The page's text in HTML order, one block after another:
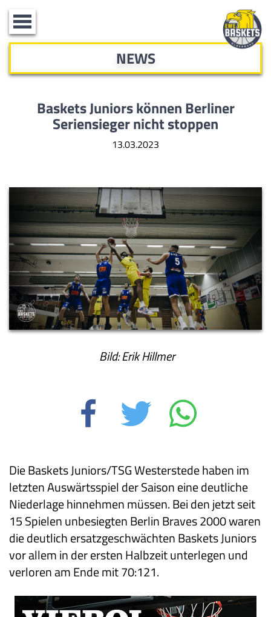
Toggle
navigation
NEWS
Baskets Juniors können Berliner
Seriensieger nicht stoppen
13.03.2023
Bild: Erik Hillmer
Die Baskets Juniors/TSG Westerstede haben im
letzten Auswärtsspiel der Saison eine deutliche
Niederlage hinnehmen müssen. Bei den jetzt seit
15 Spielen unbesiegten Berlin Braves 2000 waren
die deutlich ersatzgeschwächten Baskets Juniors
vor allem in der ersten Halbzeit unterlegen und
verloren am Ende mit 70:121.